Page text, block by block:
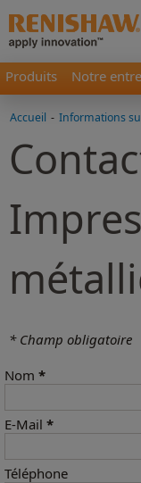
Produits Notre
Accueil - Informations
* Champ obligatoire
Nom *
E-Mail *
Téléphone